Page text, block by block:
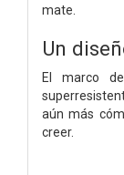
mate.
Un
El marco
aún más
creer.